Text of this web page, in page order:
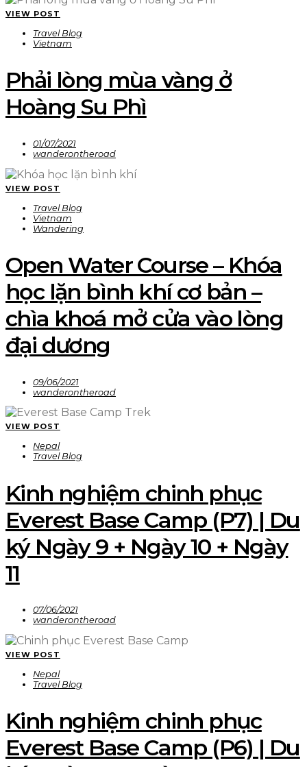
VIEW POST
Travel Blog
Vietnam
Phải lòng mùa vàng ở
Hoàng Su Phì
01/07/2021
wanderontheroad
VIEW POST
Travel Blog
Vietnam
Wandering
Open Water Course – Khóa
học lặn bình khí cơ bản –
chìa khoá mở cửa vào lòng
đại dương
09/06/2021
wanderontheroad
VIEW POST
Nepal
Travel Blog
Kinh nghiệm chinh phục
Everest Base Camp (P7) | Du
ký Ngày 9 + Ngày 10 + Ngày
11
07/06/2021
wanderontheroad
VIEW POST
Nepal
Travel Blog
Kinh nghiệm chinh phục
Everest Base Camp (P6) | Du